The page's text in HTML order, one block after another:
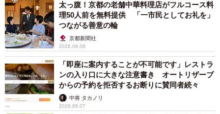
太っ腹！京都の老舗中華料理店がフルコース料
理50人前を無料提供 「一市民としてお礼を」
つながる善意の輪
京都新聞社
2026.08.08
「即座に案内することが不可能です」レストラ
ンの入り口に大きな注意書き オートリザーブ
からの予約を拒否するお断りに賛同者続々
中将 タカノリ
2026.08.07